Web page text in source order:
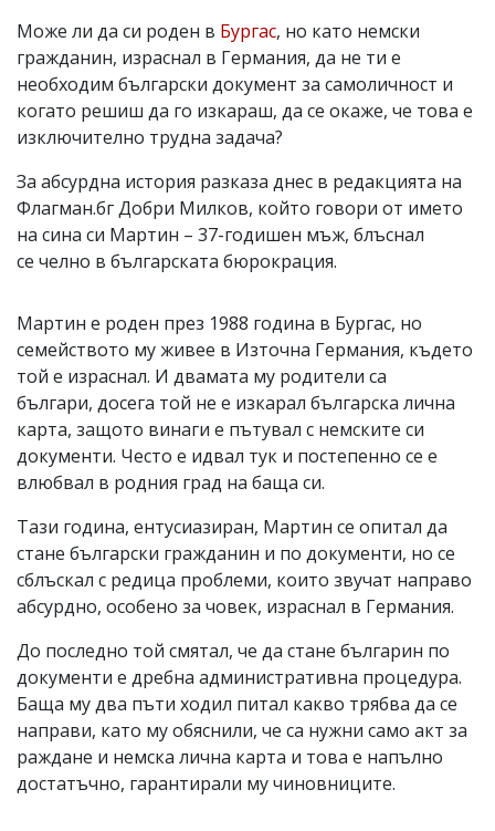
Може ли да си роден в Бургас, но като немски
гражданин, израснал в Германия, да не ти е
необходим български документ за самоличност и
когато решиш да го изкараш, да се окаже, че това е
изключително трудна задача?
За абсурдна история разказа днес в редакцията на
Флагман.бг Добри Милков, който говори от името
на сина си Мартин – 37-годишен мъж, блъснал
се челно в българската бюрокрация.
Мартин е роден през 1988 година в Бургас, но
семейството му живее в Източна Германия, където
той е израснал. И двамата му родители са
българи, досега той не е изкарал българска лична
карта, защото винаги е пътувал с немските си
документи. Често е идвал тук и постепенно се е
влюбвал в родния град на баща си.
Тази година, ентусиазиран, Мартин се опитал да
стане български гражданин и по документи, но се
сблъскал с редица проблеми, които звучат направо
абсурдно, особено за човек, израснал в Германия.
До последно той смятал, че да стане българин по
документи е дребна административна процедура.
Баща му два пъти ходил питал какво трябва да се
направи, като му обяснили, че са нужни само акт за
раждане и немска лична карта и това е напълно
достатъчно, гарантирали му чиновниците.